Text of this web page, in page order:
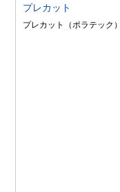
プレカット
プレカット（ポラテック）